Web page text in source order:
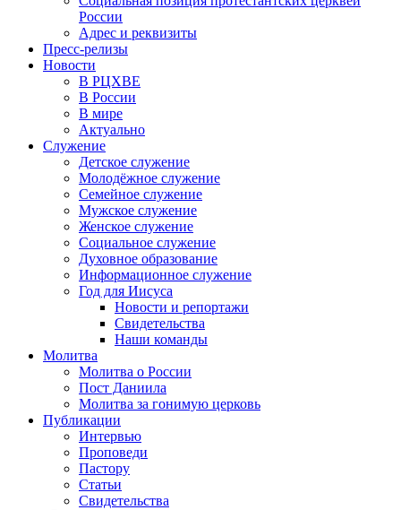
России
Адрес и реквизиты
Пресс-релизы
Новости
В РЦХВЕ
В России
В мире
Актуально
Служение
Детское служение
Молодёжное служение
Семейное служение
Мужское служение
Женское служение
Социальное служение
Духовное образование
Информационное служение
Год для Иисуса
Новости и репортажи
Свидетельства
Наши команды
Молитва
Молитва о России
Пост Даниила
Молитва за гонимую церковь
Публикации
Интервью
Проповеди
Пастору
Статьи
Свидетельства